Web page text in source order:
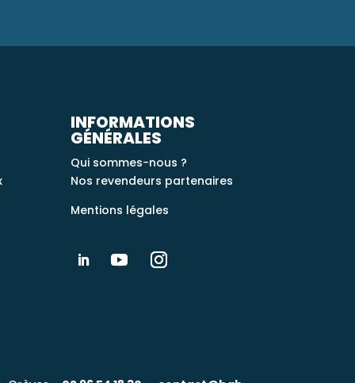
INFORMATIONS
GÉNÉRALES
Qui sommes-nous ?
Nos revendeurs partenaires
Mentions légales